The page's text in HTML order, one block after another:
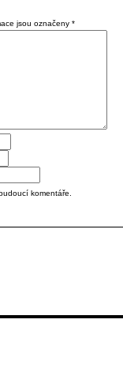
jsou označeny *
komentáře.